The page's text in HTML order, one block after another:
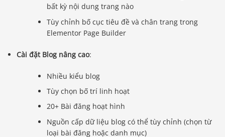
bất kỳ nội dung trang nào
Tùy chỉnh bố cục tiêu đề và chân trang trong
Elementor Page Builder
Cài đặt Blog nâng cao:
Nhiều kiểu blog
Tùy chọn bố trí linh hoạt
20+ Bài đăng hoạt hình
Nguồn cấp dữ liệu blog có thể tùy chỉnh (chọn từ
loại bài đăng hoặc danh mục)